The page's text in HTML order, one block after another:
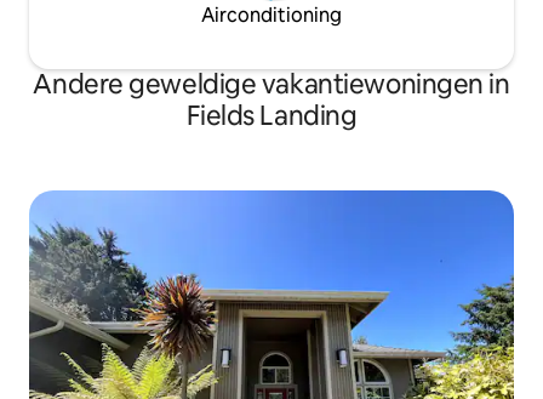
Airconditioning
Andere geweldige vakantiewoningen in
Fields Landing